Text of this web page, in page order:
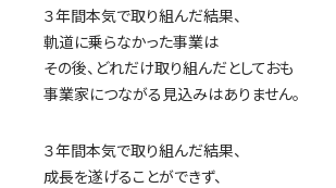
３年間本気で取り組んだ結果、
軌道に乗らなかった事業は
その後、どれだけ取り組んだとしておも
事業家につながる見込みはありません。
３年間本気で取り組んだ結果、
成長を遂げることができず、